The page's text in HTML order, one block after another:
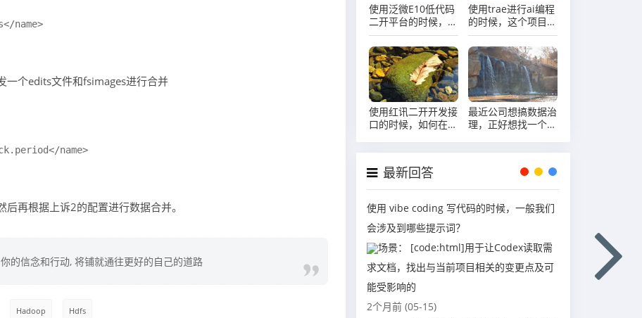
name>
一个edits文件和fsimages进行合并
name>
再根据上诉2的配置进行数据合并。
的信念和行动, 将铺就通往更好的自己的道路
Hadoop Hdfs
使用泛微E10低代码
二开平台的时候，提
示“模块未启用，请
联系管理员”怎么
办？
使用trae进行ai编程
的时候，这个项目规
范project_rule.md
怎么弄啊？
使用红讯二开开发接
口的时候，如何在二
最近公司想搞数据治
理，正好想找一个便
最新回答
使用 vibe coding 写代码的时候，一般我们
会涉及到哪些提示词？
场景： [code:html]用于让Codex读取需
求文档，找出与当前项目相关的变更点及可
能受影响的
2个月前 (05-15)